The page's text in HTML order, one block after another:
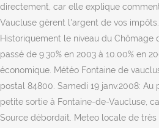
directement, car elle explique
Vaucluse gèrent l'argent de vos
Historiquement le niveau du Chômage
passé de 9.30% en 2003 à 10.00% en
économique. Météo Fontaine de
postal 84800. Samedi 19 janv.2008: Au
petite sortie à Fontaine-de-Vaucluse,
Source débordait. Meteo locale de très